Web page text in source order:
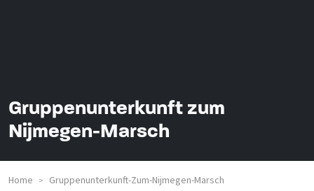
Gruppenunterkunft zum
Nijmegen-Marsch
Home > Gruppenunterkunft-Zum-Nijmegen-Marsch